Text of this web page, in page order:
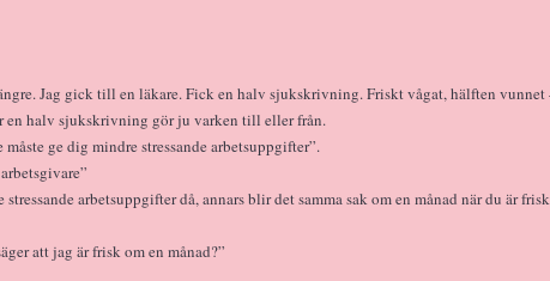
Jag gick till en läkare. Fick en halv sjukskrivning. Friskt vågat, hälften vunnet
en halv sjukskrivning gör ju varken till eller från.
ge dig mindre stressande arbetsuppgifter”.
arbetsuppgifter då, annars blir det samma sak om en månad när du är frisk
att jag är frisk om en månad?”